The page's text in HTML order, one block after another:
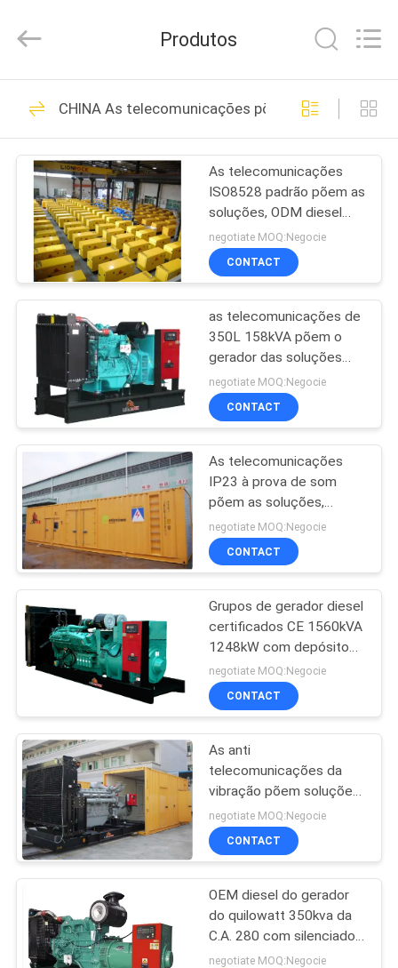
CASA
PRODUTOS
SOBRE
NÓS
EXCURSÃO
FÁBRICA
CONTROLE
DA
QUALIDADE
CONTACTE-
NOS
PEÇA
UMAS
CITAÇÕES
MAPA
DO
SITE
PRIVACY
POLICY
corporate
limited.
Reserved.
Soluções híbridas
do poder
25
As
telecomunicações
põem soluções
24
Soluções das
energias solares
Armário da energia
gerador diesel
71
Produtos
CHINA As telecomunicações põem soluções
As telecomunicações
ISO8528 padrão põem as
soluções, ODM diesel
das telecomunicações
do gerador da C.C.
negotiate MOQ:Negocie
CONTACT
as telecomunicações de
350L 158kVA põem o
gerador das soluções
com padrão refrigerando
ambiental de 40 graus
negotiate MOQ:Negocie
CONTACT
As telecomunicações
IP23 à prova de som
põem as soluções,
gerador 750L diesel para
torres das
telecomunicações
negotiate MOQ:Negocie
CONTACT
Grupos de gerador diesel
certificados CE 1560kVA
1248kW com depósito
de gasolina de
Baseframe
negotiate MOQ:Negocie
CONTACT
As anti
telecomunicações da
vibração põem soluções
fazem isolamento
sonoro o padrão de
BS5000 IEC60034
negotiate MOQ:Negocie
CONTACT
OEM diesel do gerador
do quilowatt 350kva da
C.A. 280 com silenciador
industrial
negotiate MOQ:Negocie